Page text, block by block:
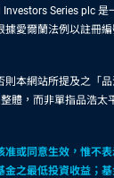
Investors Series plc
據愛爾蘭法例以註冊
本網站所提及之「品
體，而非單指品浩太
准或同意生效，惟不
金之最低投資收益；